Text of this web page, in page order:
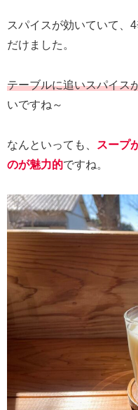
スパイスが効いていて、
だけました。
テーブルに追いスパイス
いですね～
なんといっても、
スープ
のが魅力的ですね。